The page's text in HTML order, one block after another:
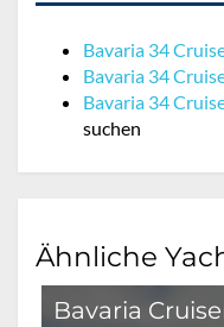
Bavaria 34
Bavaria 34
Bavaria 34
suchen
Ähnliche
Bavaria